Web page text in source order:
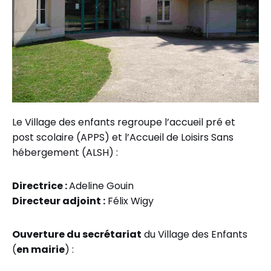
Le Village des enfants regroupe l’accueil pré et
post scolaire (APPS) et l’Accueil de Loisirs Sans
hébergement (ALSH) :
Directrice :Adeline Gouin
Directeur adjoint : Félix Wigy
Ouverture du secrétariat du Village des Enfants
(en mairie) :